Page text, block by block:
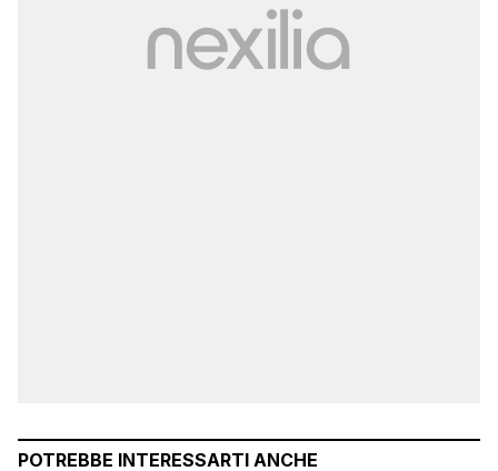
POTREBBE INTERESSARTI ANCHE